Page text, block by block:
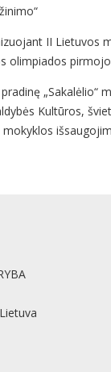
II Lietuvos
olimpiados
Kultūros,
mokyklos